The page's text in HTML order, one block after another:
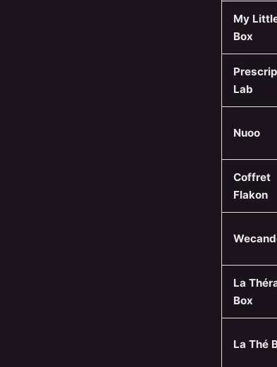
My
Box
Lab
Nuoo
Coffret
Flakon
La
Box
La Thé